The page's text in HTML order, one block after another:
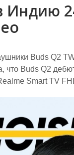
Индию
Buds Q2
Buds Q2
Smart TV